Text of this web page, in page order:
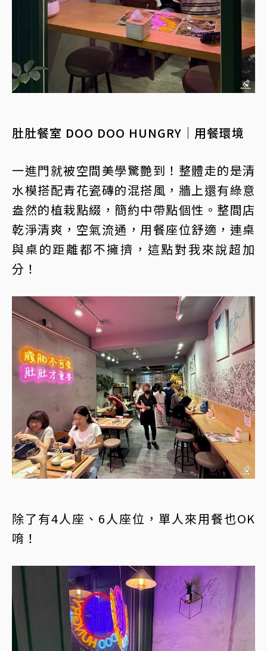
肚肚餐室 DOO DOO HUNGRY｜用餐環境
一進門就被空間美學驚艷到！整體走的是清
水模搭配青花瓷磚的混搭風，牆上還有綠意
盎然的植栽點綴，簡約中帶點個性。整間店
乾淨清爽，空氣流通，用餐座位舒適，連桌
與桌的距離都不擁擠，這點對我來說超加
分！
除了有4人座、6人座位，單人來用餐也OK
唷！